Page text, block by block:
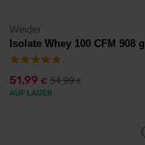
Weider
Isolate Whey 100 CFM 908 g
51,99 € 54,99€
AUF LAGER